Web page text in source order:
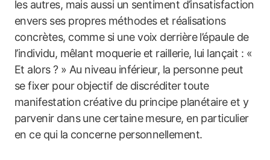
les autres, mais aussi un sentiment d’insatisfaction
envers ses propres méthodes et réalisations
concrètes, comme si une voix derrière l’épaule de
l’individu, mêlant moquerie et raillerie, lui lançait : «
Et alors ? » Au niveau inférieur, la personne peut
se fixer pour objectif de discréditer toute
manifestation créative du principe planétaire et y
parvenir dans une certaine mesure, en particulier
en ce qui la concerne personnellement.